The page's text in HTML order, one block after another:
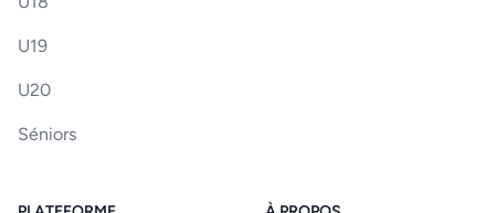
U19
U20
Séniors